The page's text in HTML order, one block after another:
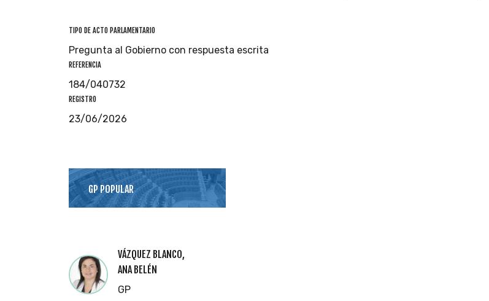
TIPO DE ACTO PARLAMENTARIO
Pregunta al Gobierno con respuesta escrita
REFERENCIA
184/040732
REGISTRO
23/06/2026
GP POPULAR
VÁZQUEZ BLANCO,
ANA BELÉN
GP